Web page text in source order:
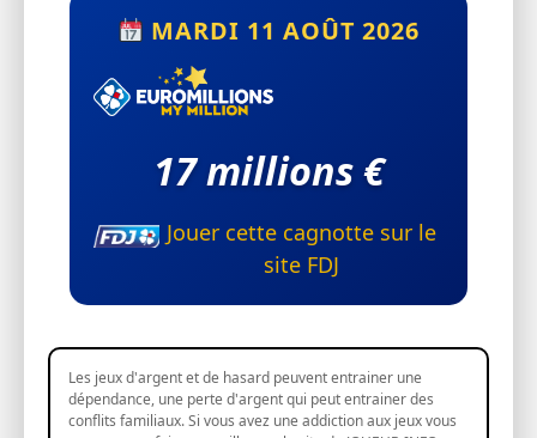
MARDI 11 AOÛT 2026
17 millions €
Jouer cette cagnotte sur le
site FDJ
Les jeux d'argent et de hasard peuvent entrainer une
dépendance, une perte d'argent qui peut entrainer des
conflits familiaux. Si vous avez une addiction aux jeux vous